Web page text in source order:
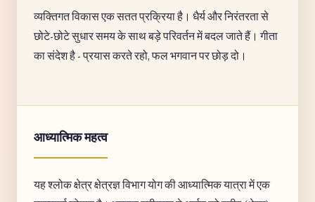
व्यक्तिगत विकास एक सतत प्रक्रिया है। धैर्य और निरंतरता से
छोटे-छोटे सुधार समय के साथ बड़े परिवर्तन में बदल जाते हैं। गीता
का संदेश है - प्रयास करते रहो, फल भगवान पर छोड़ दो।
आध्यात्मिक महत्व
यह श्लोक क्षेत्र क्षेत्रज्ञ विभाग योग की आध्यात्मिक यात्रा में एक